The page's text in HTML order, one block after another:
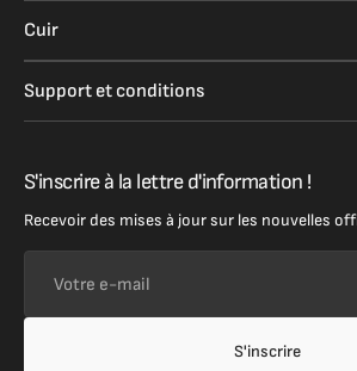
Cuir
Support et conditions
S'inscrire à la lettre d'information !
Recevoir des mises à jour sur les nouvelles
mail
S'inscrire